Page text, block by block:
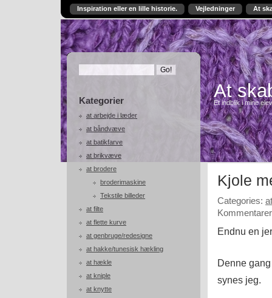
Inspiration eller en lille historie. Vejledninger At
Kategorier
at arbejde i læder
at båndvæve
at batikfarve
at brikvæve
at brodere
broderimaskine
Tekstile billeder
at filte
at flette kurve
at genbruge/redesigne
at hakke/tunesisk hækling
at hækle
at kniple
at knytte
At
Et indblik i mine
Kjole
Categories:
Endnu en
Denne
synes jeg.